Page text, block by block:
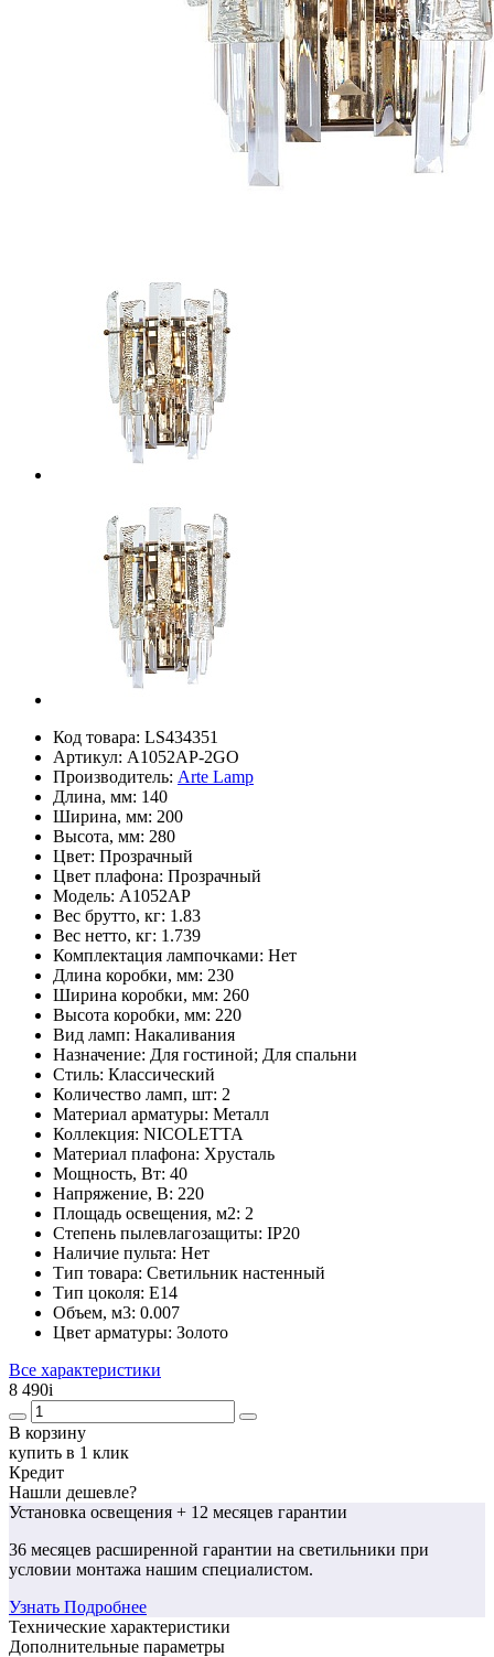
Код товара: LS434351
Артикул: A1052AP-2GO
Производитель: Arte Lamp
Длина, мм: 140
Ширина, мм: 200
Высота, мм: 280
Цвет: Прозрачный
Цвет плафона: Прозрачный
Модель: A1052AP
Вес брутто, кг: 1.83
Вес нетто, кг: 1.739
Комплектация лампочками: Нет
Длина коробки, мм: 230
Ширина коробки, мм: 260
Высота коробки, мм: 220
Вид ламп: Накаливания
Назначение: Для гостиной; Для спальни
Стиль: Классический
Количество ламп, шт: 2
Материал арматуры: Металл
Коллекция: NICOLETTA
Материал плафона: Хрусталь
Мощность, Вт: 40
Напряжение, В: 220
Площадь освещения, м2: 2
Степень пылевлагозащиты: IP20
Наличие пульта: Нет
Тип товара: Светильник настенный
Тип цоколя: E14
Объем, м3: 0.007
Цвет арматуры: Золото
Все характеристики
8 490i
В корзину
купить в 1 клик
Кредит
Нашли дешевле?
Установка освещения + 12 месяцев гарантии
36 месяцев расширенной гарантии на светильники при
условии монтажа нашим специалистом.
Узнать Подробнее
Технические характеристики
Дополнительные параметры